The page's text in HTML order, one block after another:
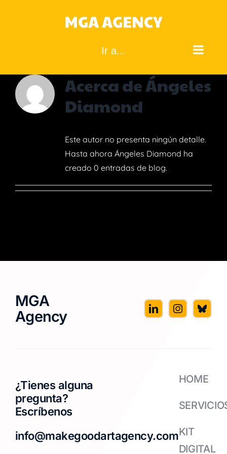
Ir a...
Acerca deÁngeles
Diamond
Este autor no presenta ningún detalle.
Hasta ahora Ángeles Diamond ha
creado 0 entradas de blog.
MGA
Agency
¿Tienes alguna
pregunta?
Escríbenos
info@makegoodartagency.com
HOME
KIT
DIGITAL